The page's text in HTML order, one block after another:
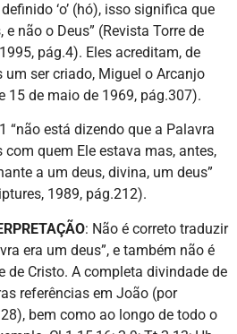
‘o’ (hó), isso significa que
não o Deus” (Revista Torre de
pág.4). Eles acreditam, de
um ser criado, Miguel o Arcanjo
15 de maio de 1969, pág.307).
“não está dizendo que a Palavra
quem Ele estava mas, antes,
a um deus, divina, um deus”
1989, pág.212).
: Não é correto traduzir
era um deus”, e também não é
de Cristo. A completa divindade de
referências em João (por
bem como ao longo de todo o